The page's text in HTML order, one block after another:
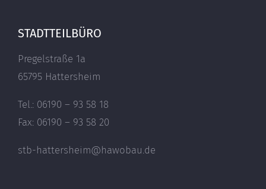
STADTTEILBÜRO
Pregelstraße 1a
65795 Hattersheim
Tel.: 06190 – 93 58 18
Fax: 06190 – 93 58 20
stb-hattersheim@hawobau.de